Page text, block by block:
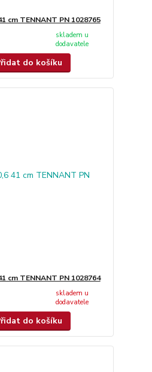
cm TENNANT PN 1028765
skladem u
dodavatele
do košíku
cm TENNANT PN 1028764
skladem u
dodavatele
do košíku